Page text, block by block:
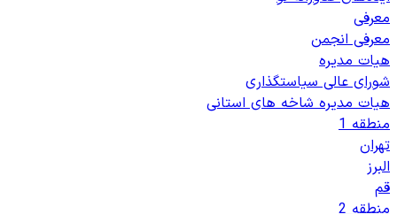
معرفی
معرفی انجمن
هیات مدیره
شورای عالی سیاستگذاری
هیات مدیره شاخه های استانی
منطقه 1
تهران
البرز
قم
منطقه 2